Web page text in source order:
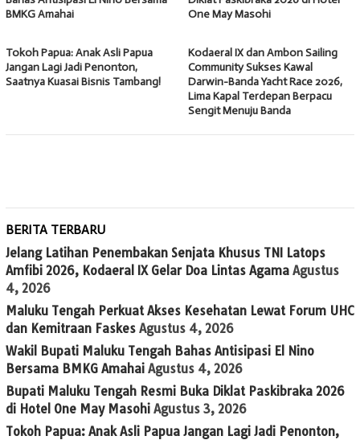
BMKG Amahai
One May Masohi
Tokoh Papua: Anak Asli Papua
Jangan Lagi Jadi Penonton,
Saatnya Kuasai Bisnis Tambang!
Kodaeral IX dan Ambon Sailing
Community Sukses Kawal
Darwin-Banda Yacht Race 2026,
Lima Kapal Terdepan Berpacu
Sengit Menuju Banda
BERITA TERBARU
Jelang Latihan Penembakan Senjata Khusus TNI Latops
Amfibi 2026, Kodaeral IX Gelar Doa Lintas Agama Agustus
4, 2026
Maluku Tengah Perkuat Akses Kesehatan Lewat Forum UHC
dan Kemitraan Faskes Agustus 4, 2026
Wakil Bupati Maluku Tengah Bahas Antisipasi El Nino
Bersama BMKG Amahai Agustus 4, 2026
Bupati Maluku Tengah Resmi Buka Diklat Paskibraka 2026
di Hotel One May Masohi Agustus 3, 2026
Tokoh Papua: Anak Asli Papua Jangan Lagi Jadi Penonton,